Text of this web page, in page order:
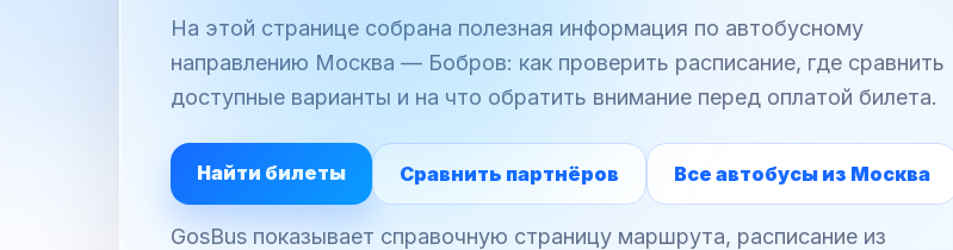
На этой странице собрана полезная информация по автобусному
направлению Москва — Бобров: как проверить расписание, где сравнить
доступные варианты и на что обратить внимание перед оплатой билета.
Найти билеты Сравнить партнёров Все автобусы из Москва
GosBus показывает справочную страницу маршрута, расписание из